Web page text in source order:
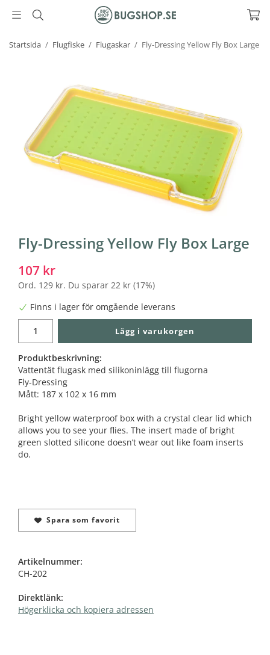
Startsida / Flugfiske / Flugaskar / Fly-Dressing Yellow Fly Box Large
Fly-Dressing Yellow Fly Box Large
107 kr
Ord. 129 kr. Du sparar 22 kr (17%)
Finns i lager för omgående leverans
Lägg i varukorgen
Produktbeskrivning:
Vattentät flugask med silikoninlägg till flugorna
Fly-Dressing
Mått: 187 x 102 x 16 mm
Bright yellow waterproof box with a crystal clear lid which
allows you to see your flies. The insert made of bright
green slotted silicone doesn’t wear out like foam inserts
do.
Spara som favorit
Artikelnummer:
CH-202
Direktlänk:
Högerklicka och kopiera adressen